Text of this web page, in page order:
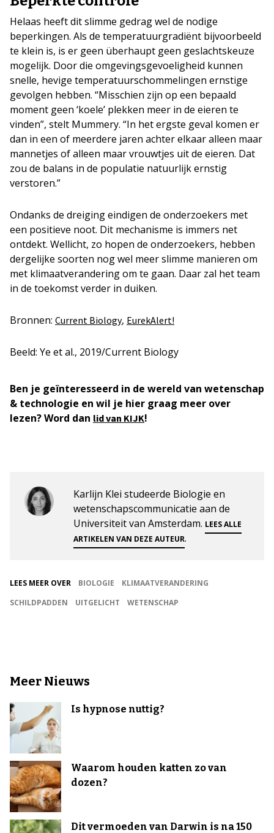
Helaas heeft dit slimme gedrag wel de nodige
beperkingen. Als de temperatuurgradiënt bijvoorbeeld
te klein is, is er geen überhaupt geen geslachtskeuze
mogelijk. Door die omgevingsgevoeligheid kunnen
snelle, hevige temperatuurschommelingen ernstige
gevolgen hebben. “Misschien zijn op een bepaald
moment geen ‘koele’ plekken meer in de eieren te
vinden”, stelt Mummery. “In het ergste geval komen er
dan in een of meerdere jaren achter elkaar alleen maar
mannetjes of alleen maar vrouwtjes uit de eieren. Dat
zou de balans in de populatie natuurlijk ernstig
verstoren.”
Ondanks de dreiging eindigen de onderzoekers met
een positieve noot. Dit mechanisme is immers net
ontdekt. Wellicht, zo hopen de onderzoekers, hebben
dergelijke soorten nog wel meer slimme manieren om
met klimaatverandering om te gaan. Daar zal het team
in de toekomst verder in duiken.
Bronnen: Current Biology, EurekAlert!
Beeld: Ye et al., 2019/Current Biology
Ben je geïnteresseerd in de wereld van wetenschap
& technologie en wil je hier graag meer over
lezen? Word dan lid van KIJK!
Karlijn Klei studeerde Biologie en
wetenschapscommunicatie aan de
Universiteit van Amsterdam. LEES ALLE
ARTIKELEN VAN DEZE AUTEUR.
LEES MEER OVER BIOLOGIE
KLIMAATVERANDERING
SCHILDPADDEN
UITGELICHT WETENSCHAP
Meer Nieuws
Is hypnose nuttig?
Waarom houden katten zo van
dozen?
Dit vermoeden van Darwin is na 150